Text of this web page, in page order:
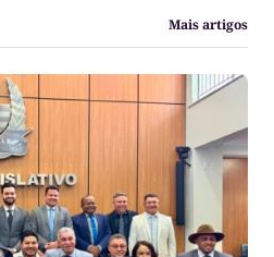
Mais artigos